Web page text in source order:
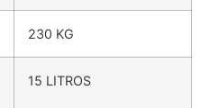
230 KG
15 LITROS